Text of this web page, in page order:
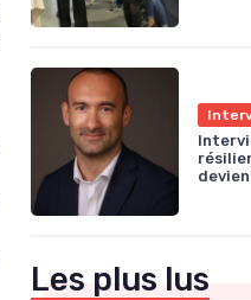
Les plus lus